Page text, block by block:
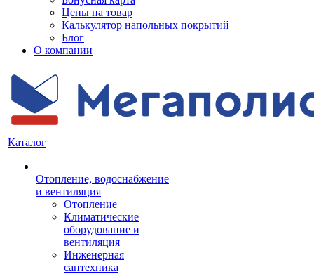
Цены на товар
Калькулятор напольных покрытий
Блог
О компании
Каталог
Отопление, водоснабжение
и вентиляция
Отопление
Климатические
оборудование и
вентиляция
Инженерная
сантехника